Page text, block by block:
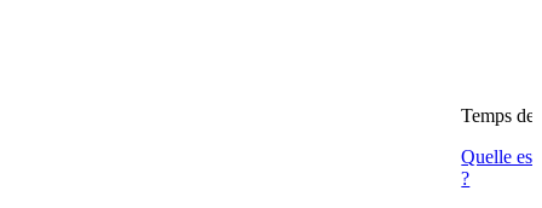
Temps de
Quelle
?